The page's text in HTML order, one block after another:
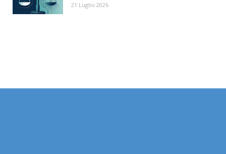
21 Luglio 2026